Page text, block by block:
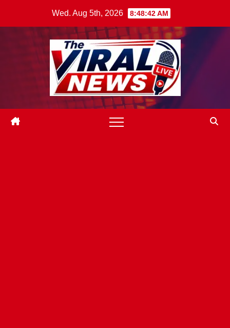
Wed. Aug 5th, 2026 8:48:44 AM